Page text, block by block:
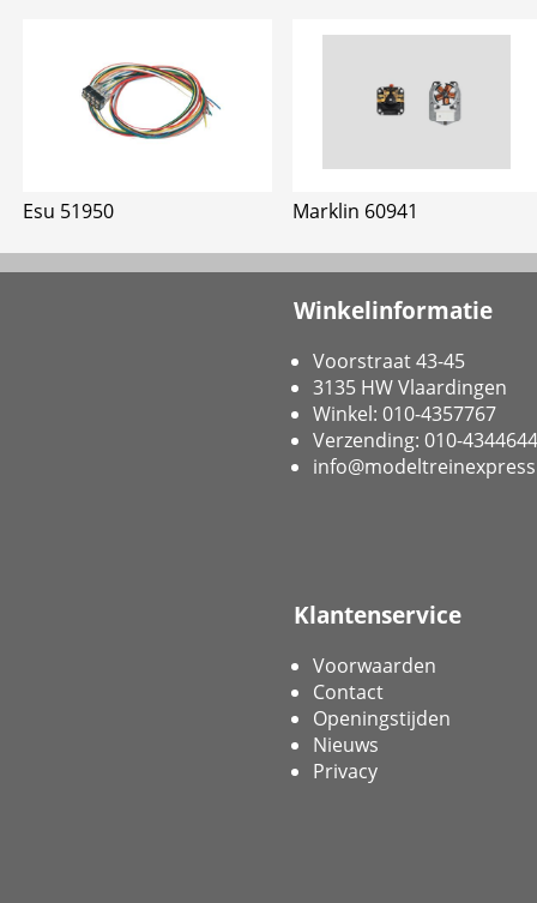
Esu 51950 Marklin 60941
Winkelinformatie
Voorstraat 43-45
3135 HW Vlaardingen
Winkel: 010-4357767
Verzending: 010-4344644
Klantenservice
Voorwaarden
Contact
Openingstijden
Nieuws
Privacy